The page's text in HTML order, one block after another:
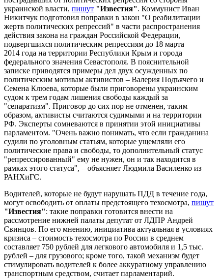
украинской власти, пишут "Известия". Коммунист Иван
Никитчук подготовил поправки в закон "О реабилитации
жертв политических репрессий" в части распространения
действия закона на граждан Российской Федерации,
подвергшихся политическим репрессиям до 18 марта
2014 года на территории Республики Крым и города
федерального значения Севастополя. В пояснительной
записке приводятся примеры дел двух осужденных по
политическим мотивам активистов – Валерия Подъячего и
Семена Клюева, которые были приговорены украинским
судом к трем годам лишения свободы каждый за
"сепаратизм". Приговор до сих пор не отменен, таким
образом, активисты считаются судимыми и на территории
РФ. Эксперты сомневаются в принятии этой инициативы
парламентом. "Очень важно понимать, что если гражданина
судили по уголовным статьям, которые ущемляли его
политические права и свободы, то дополнительный статус
"репрессированный" ему не нужен, он и так находится в
рамках этого статуса", – объясняет Людмила Василенко из
РАНХиГС.
Водителей, которые не будут нарушать ПДД в течение года,
могут освободить от оплаты предстоящего техосмотра, пишут
"Известия": такие поправки готовится внести на
рассмотрение нижней палаты депутат от ЛДПР Андрей
Свинцов. По его мнению, инициатива актуальная в условиях
кризиса – стоимость техосмотра по России в среднем
составляет 750 рублей для легкового автомобиля и 1,5 тыс.
рублей – для грузового; кроме того, такой механизм будет
стимулировать водителей к более аккуратному управлению
транспортным средством, считает парламентарий.